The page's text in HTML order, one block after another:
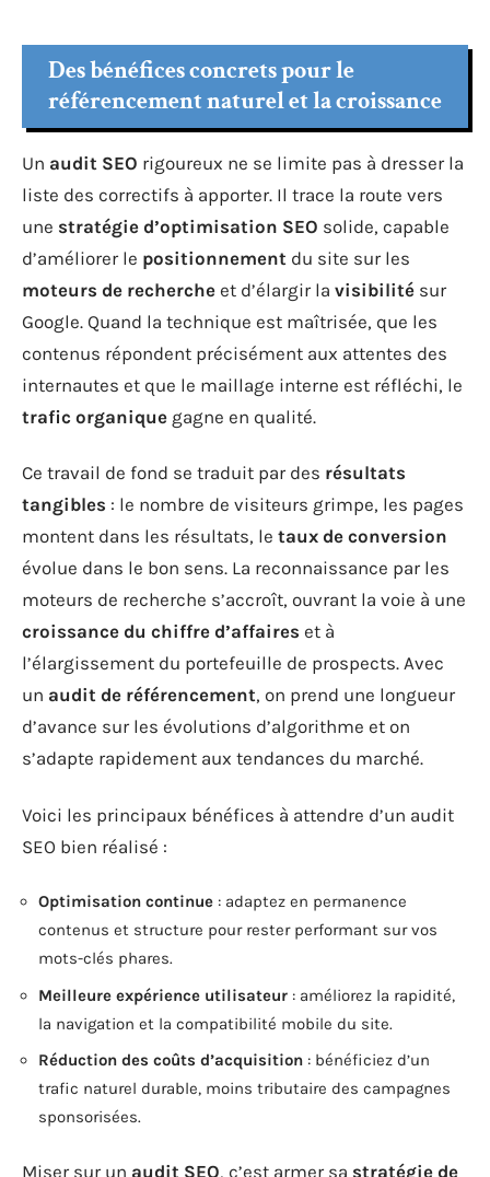
Des bénéfices concrets pour le
référencement naturel et la croissance
Un audit SEO rigoureux ne se limite pas à dresser la
liste des correctifs à apporter. Il trace la route vers
une stratégie d’optimisation SEO solide, capable
d’améliorer le positionnement du site sur les
moteurs de recherche et d’élargir la visibilité sur
Google. Quand la technique est maîtrisée, que les
contenus répondent précisément aux attentes des
internautes et que le maillage interne est réfléchi, le
trafic organique gagne en qualité.
Ce travail de fond se traduit par des résultats
tangibles : le nombre de visiteurs grimpe, les pages
montent dans les résultats, le taux de conversion
évolue dans le bon sens. La reconnaissance par les
moteurs de recherche s’accroît, ouvrant la voie à une
croissance du chiffre d’affaires et à
l’élargissement du portefeuille de prospects. Avec
un audit de référencement, on prend une longueur
d’avance sur les évolutions d’algorithme et on
s’adapte rapidement aux tendances du marché.
Voici les principaux bénéfices à attendre d’un audit
SEO bien réalisé :
Optimisation continue : adaptez en permanence
contenus et structure pour rester performant sur vos
mots-clés phares.
Meilleure expérience utilisateur : améliorez la rapidité,
la navigation et la compatibilité mobile du site.
Réduction des coûts d’acquisition : bénéficiez d’un
trafic naturel durable, moins tributaire des campagnes
sponsorisées.
Miser sur un audit SEO, c’est armer sa stratégie de